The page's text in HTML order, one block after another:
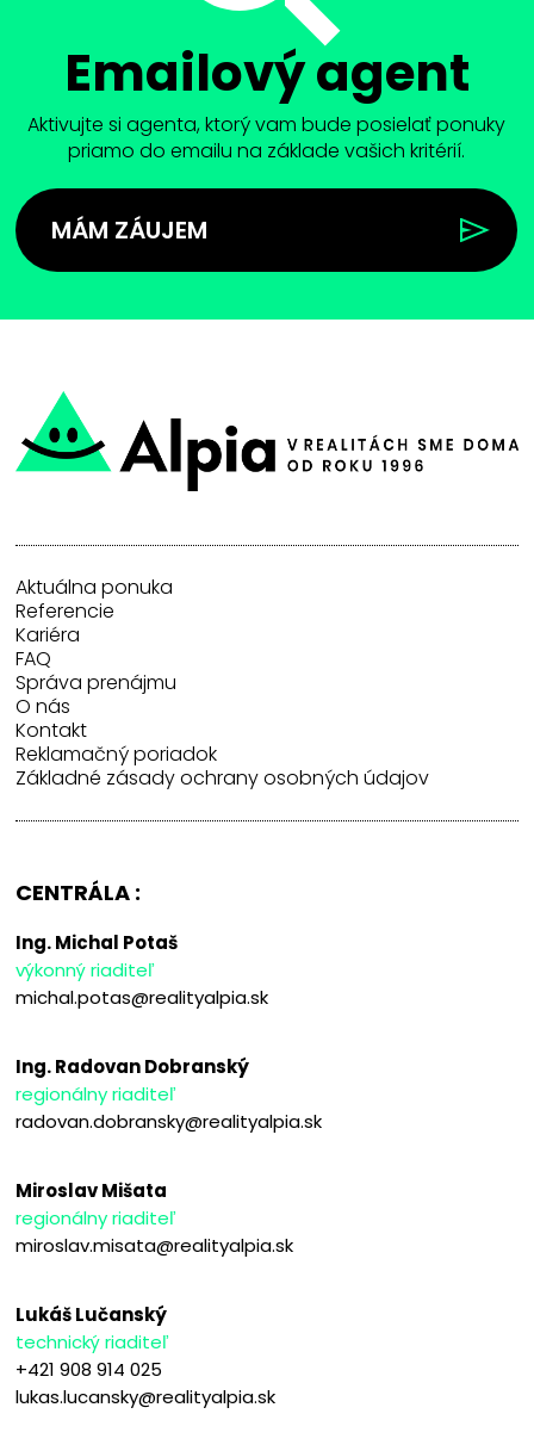
Emailový agent
Aktivujte si agenta, ktorý vam bude posielať ponuky
priamo do emailu na základe vašich kritérií.
MÁM ZÁUJEM
Aktuálna ponuka
Referencie
Kariéra
FAQ
Správa prenájmu
O nás
Kontakt
Reklamačný poriadok
Základné zásady ochrany osobných údajov
CENTRÁLA :
Ing. Michal Potaš
výkonný riaditeľ
michal.potas@realityalpia.sk
Ing. Radovan Dobranský
regionálny riaditeľ
radovan.dobransky@realityalpia.sk
Miroslav Mišata
regionálny riaditeľ
miroslav.misata@realityalpia.sk
Lukáš Lučanský
technický riaditeľ
+421 908 914 025
lukas.lucansky@realityalpia.sk